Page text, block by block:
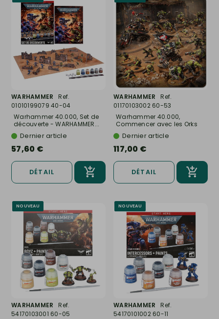
WARHAMMER
Ref.
01010199079 40-04
Warhammer 40.000, Set de
découverte - WARHAMMER...
Dernier article
57,60 €
DÉTAIL
WARHAMMER
Ref.
01170103002 60-53
Warhammer 40.000,
Commencer avec les Orks
-... Dernier article
117,00 €
DÉTAIL
NOUVEAU
WARHAMMER
Ref.
54170103001 60-05
NOUVEAU
WARHAMMER
Ref.
54170101002 60-11